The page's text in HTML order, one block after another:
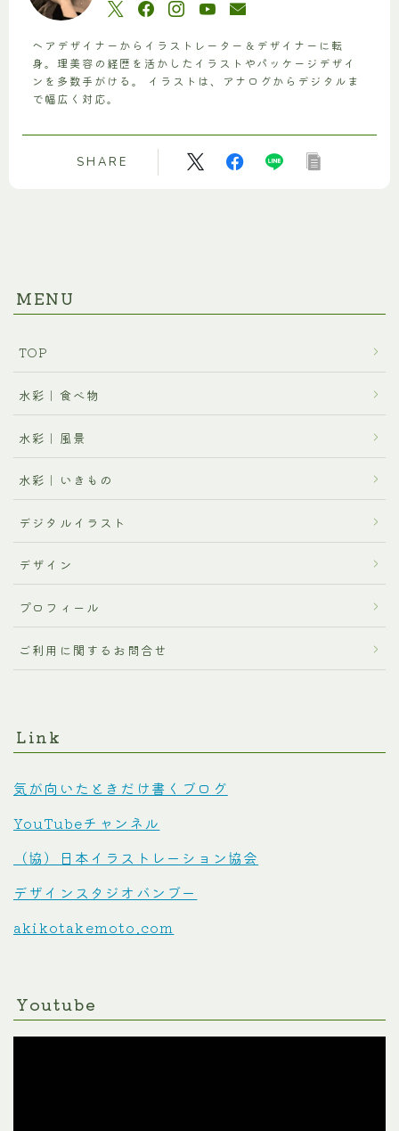
ヘアデザイナーからイラストレーター＆デザイナーに転
身。理美容の経歴を活かしたイラストやパッケージデザイ
ンを多数手がける。 イラストは、アナログからデジタルま
で幅広く対応。
SHARE
MENU
TOP
水彩｜食べ物
水彩｜風景
水彩｜いきもの
デジタルイラスト
デザイン
プロフィール
ご利用に関するお問合せ
Link
気が向いたときだけ書くブログ
YouTubeチャンネル
（協）日本イラストレーション協会
デザインスタジオバンブー
akikotakemoto.com
Youtube